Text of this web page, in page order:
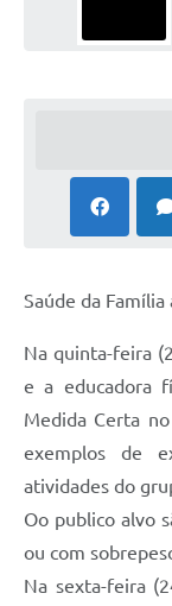
Saúde da
Na quinta-feira
e a educadora
Medida Certa
exemplos de
atividades do
Oo publico alvo
ou com
Na sexta-feira